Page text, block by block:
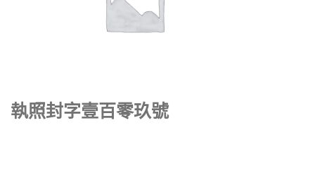
執照封字壹百零玖號